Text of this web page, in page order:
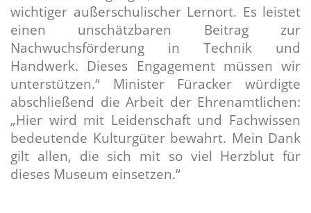
wichtiger außerschulischer Lernort. Es leistet
einen unschätzbaren Beitrag zur
Nachwuchsförderung in Technik und
Handwerk. Dieses Engagement müssen wir
unterstützen.“ Minister Füracker würdigte
abschließend die Arbeit der Ehrenamtlichen:
Hier wird mit Leidenschaft und Fachwissen
bedeutende Kulturgüter bewahrt. Mein Dank
gilt allen, die sich mit so viel Herzblut für
dieses Museum einsetzen.“